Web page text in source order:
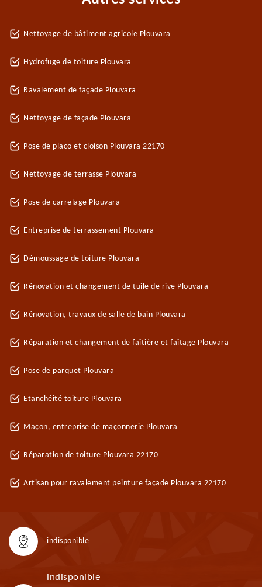
Nettoyage de bâtiment agricole Plouvara
Hydrofuge de toiture Plouvara
Ravalement de façade Plouvara
Nettoyage de façade Plouvara
Pose de placo et cloison Plouvara 22170
Nettoyage de terrasse Plouvara
Pose de carrelage Plouvara
Entreprise de terrassement Plouvara
Démoussage de toiture Plouvara
Rénovation et changement de tuile de rive Plouvara
Rénovation, travaux de salle de bain Plouvara
Réparation et changement de faîtière et faîtage Plouvara
Pose de parquet Plouvara
Etanchéité toiture Plouvara
Maçon, entreprise de maçonnerie Plouvara
Réparation de toiture Plouvara 22170
Artisan pour ravalement peinture façade Plouvara 22170
indisponible
indisponible